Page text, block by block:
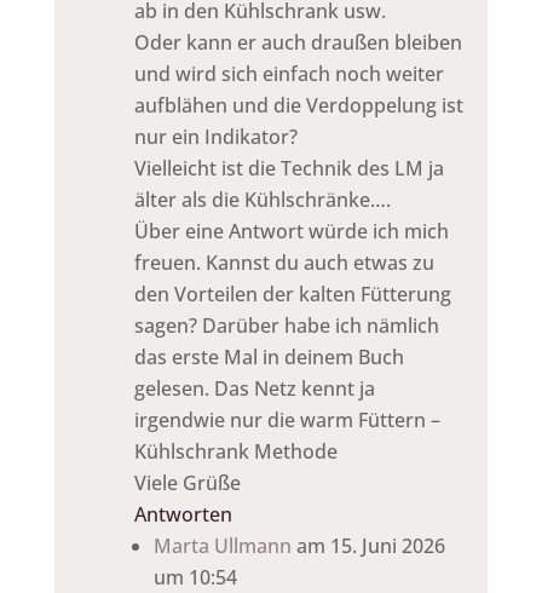
ab in den Kühlschrank usw.
Oder kann er auch draußen bleiben
und wird sich einfach noch weiter
aufblähen und die Verdoppelung ist
nur ein Indikator?
Vielleicht ist die Technik des LM ja
älter als die Kühlschränke….
Über eine Antwort würde ich mich
freuen. Kannst du auch etwas zu
den Vorteilen der kalten Fütterung
sagen? Darüber habe ich nämlich
das erste Mal in deinem Buch
gelesen. Das Netz kennt ja
irgendwie nur die warm Füttern –
Kühlschrank Methode
Viele Grüße
Antworten
Marta Ullmann am 15. Juni 2026
um 10:54